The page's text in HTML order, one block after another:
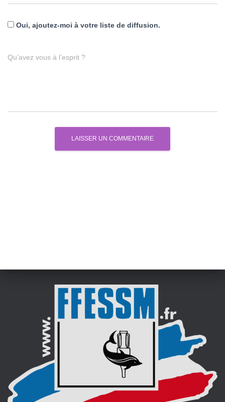
Oui, ajoutez-moi à votre liste de diffusion.
Qu’avez vous à l’esprit ?